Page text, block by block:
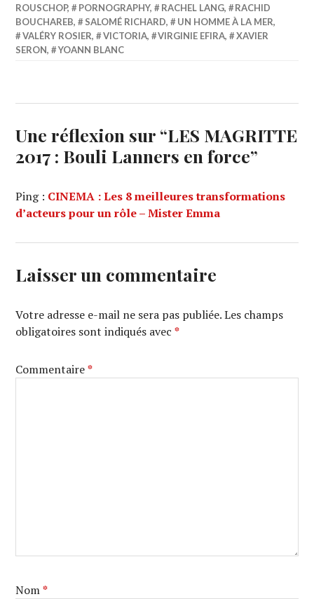
ROUSCHOP, PORNOGRAPHY, RACHEL LANG,
RACHID
BOUCHAREB, SALOMÉ RICHARD, UN HOMME À LA MER,
VALÉRY ROSIER, VICTORIA, VIRGINIE EFIRA,
XAVIER
SERON, YOANN BLANC
Une réflexion sur “LES MAGRITTE
2017 : Bouli Lanners en force”
Ping : CINEMA : Les 8 meilleures transformations
d’acteurs pour un rôle – Mister Emma
Laisser un commentaire
Votre adresse e-mail ne sera pas publiée. Les champs
obligatoires sont indiqués avec*
Commentaire*
Nom*